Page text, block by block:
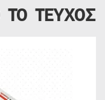
ΤΕΥΧΟΣ